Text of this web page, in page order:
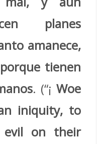
planes
amanece,
tienen
. (“¡ Woe
iniquity, to
on their